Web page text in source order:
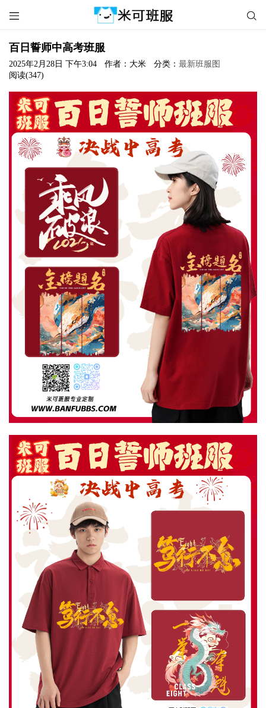
 
百日誓师中高考班服
2025年2月28日 下午3:04 作者：大米 分类： 最新班服图
阅读(347)